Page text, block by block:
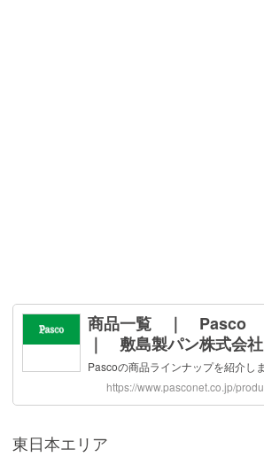
東日本エリア